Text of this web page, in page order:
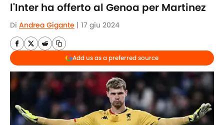
l'Inter ha offerto al Genoa per Martinez
Di Andrea Gigante | 17 giu 2024
Add us as a preferred source